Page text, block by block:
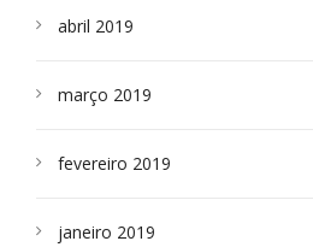
abril 2019
março 2019
fevereiro 2019
janeiro 2019